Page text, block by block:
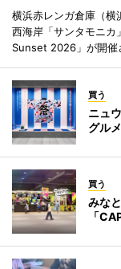
横浜赤レンガ倉庫（横
西海岸「サンタモニカ
Sunset 2026」が開催
買う
ニュ
グル
買う
みな
「